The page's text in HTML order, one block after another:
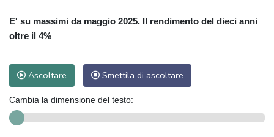
E' su massimi da maggio 2025. Il rendimento del dieci anni
oltre il 4%
Ascoltare Smettila di ascoltare
Cambia la dimensione del testo: